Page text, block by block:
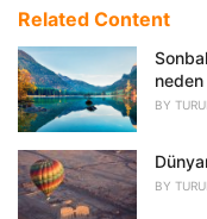
e
o
r
i
e
:
Related Content
neden
BY
BY